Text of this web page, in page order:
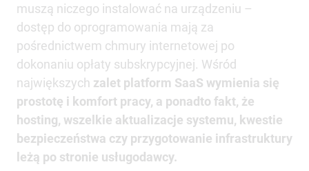
muszą niczego instalować na urządzeniu –
dostęp do oprogramowania mają za
pośrednictwem chmury internetowej po
dokonaniu opłaty subskrypcyjnej. Wśród
największych zalet platform SaaS wymienia się
prostotę i komfort pracy, a ponadto fakt, że
hosting, wszelkie aktualizacje systemu, kwestie
bezpieczeństwa czy przygotowanie infrastruktury
leżą po stronie usługodawcy.